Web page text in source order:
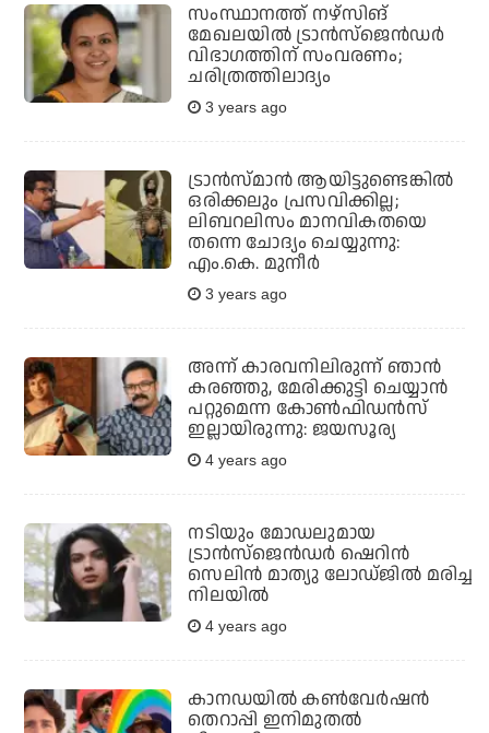
സംസ്ഥാനത്ത് നഴ്സിങ്
മേഖലയില്‍ ട്രാന്‍സ്ജെന്‍ഡര്‍
വിഭാഗത്തിന് സംവരണം;
ചരിത്രത്തിലാദ്യം
3 years ago
ട്രാന്‍സ്മാന്‍ ആയിട്ടുണ്ടെങ്കില്‍
ഒരിക്കലും പ്രസവിക്കില്ല;
ലിബറലിസം മാനവികതയെ
തന്നെ ചോദ്യം ചെയ്യുന്നു:
എം.കെ. മുനീര്‍
3 years ago
അന്ന് കാരവനിലിരുന്ന് ഞാൻ
കരഞ്ഞു, മേരിക്കുട്ടി ചെയ്യാൻ
പറ്റുമെന്ന കോൺഫിഡൻസ്
ഇല്ലായിരുന്നു: ജയസൂര്യ
4 years ago
നടിയും മോഡലുമായ
ട്രാന്‍സ്ജെന്‍ഡര്‍ ഷെറിന്‍
സെലിന്‍ മാത്യു ലോഡ്ജില്‍ മരിച്ച
നിലയില്‍
4 years ago
കാനഡയില്‍ കണ്‍വേര്‍ഷന്‍
തെറാപ്പി ഇനിമുതല്‍